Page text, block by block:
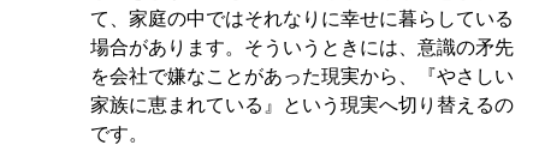
て、家庭の中ではそれなりに幸せに暮らしている
場合があります。そういうときには、意識の矛先
を会社で嫌なことがあった現実から、『やさしい
家族に恵まれている』という現実へ切り替えるの
です。